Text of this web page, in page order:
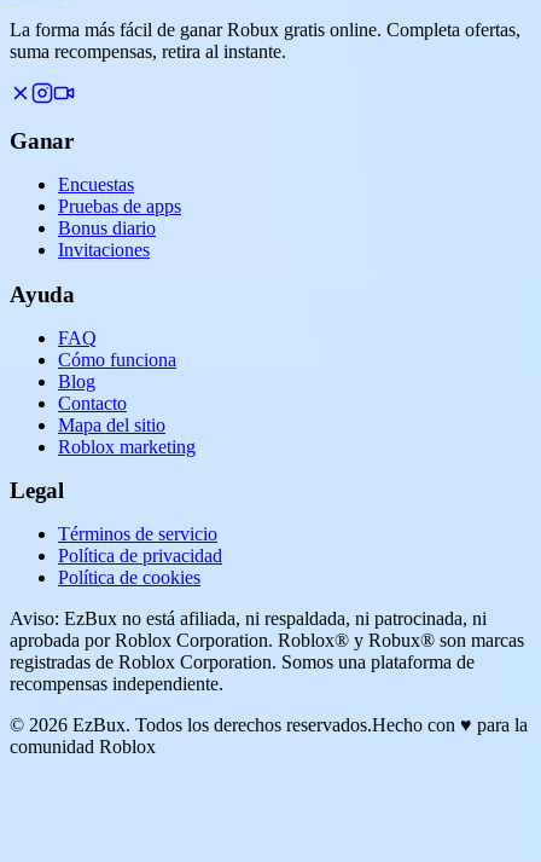
La forma más fácil de ganar Robux gratis online. Completa ofertas,
suma recompensas, retira al instante.
Ganar
Encuestas
Pruebas de apps
Bonus diario
Invitaciones
Ayuda
FAQ
Cómo funciona
Blog
Contacto
Mapa del sitio
Roblox marketing
Legal
Términos de servicio
Política de privacidad
Política de cookies
Aviso: EzBux no está afiliada, ni respaldada, ni patrocinada, ni
aprobada por Roblox Corporation. Roblox® y Robux® son marcas
registradas de Roblox Corporation. Somos una plataforma de
recompensas independiente.
© 2026 EzBux. Todos los derechos reservados.Hecho con ♥ para la
comunidad Roblox